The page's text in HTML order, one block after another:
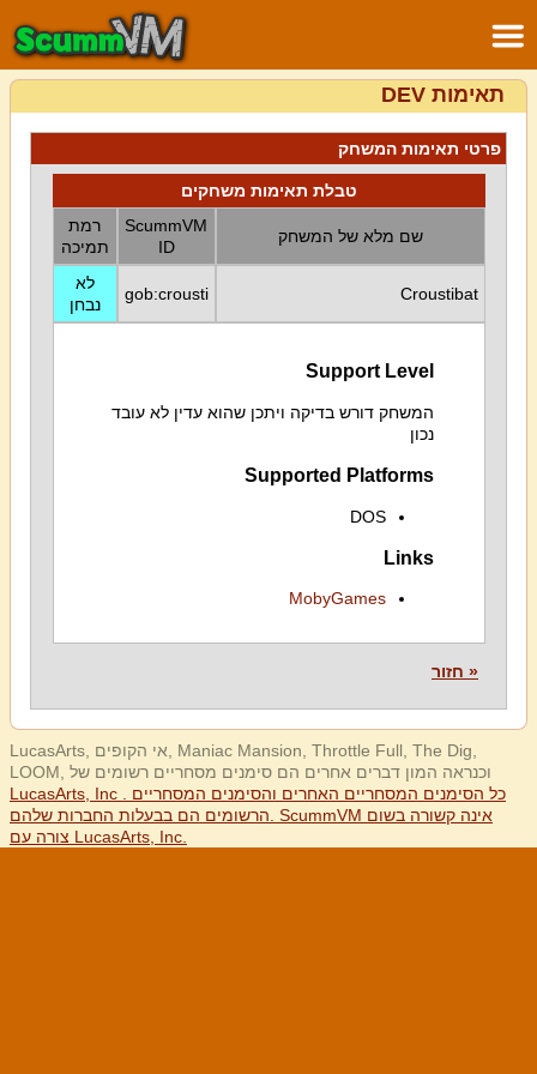
תאימות DEV
פרטי תאימות המשחק
טבלת תאימות משחקים
שם מלא של המשחק
ScummVM
ID
רמת
תמיכה
Croustibat
gob:crousti
לא
נבחן
Support Level
המשחק דורש בדיקה ויתכן שהוא עדין לא עובד
נכון
Supported Platforms
DOS
Links
MobyGames
« חזור
LucasArts, אי הקופים, Maniac Mansion, Throttle Full, The Dig,
LOOM, וכנראה המון דברים אחרים הם סימנים מסחריים רשומים של
LucasArts, Inc . כל הסימנים המסחריים האחרים והסימנים המסחריים
הרשומים הם בבעלות החברות שלהם. ScummVM אינה קשורה בשום
צורה עם LucasArts, Inc.